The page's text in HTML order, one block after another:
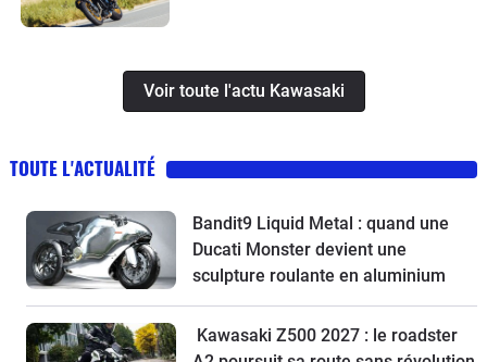
Voir toute l'actu Kawasaki
TOUTE L'ACTUALITÉ
Bandit9 Liquid Metal : quand une
Ducati Monster devient une
sculpture roulante en aluminium
Kawasaki Z500 2027 : le roadster